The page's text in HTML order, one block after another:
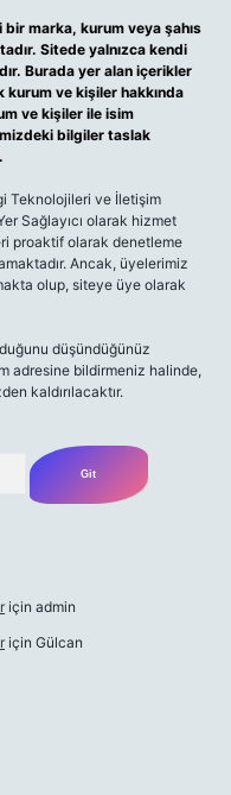
marka, kurum veya şahıs
Sitede yalnızca kendi
Burada yer alan içerikler
ve kişiler hakkında
ve kişiler ile isim
bilgiler taslak
Teknolojileri ve İletişim
Sağlayıcı olarak hizmet
proaktif olarak denetleme
Ancak, üyelerimiz
olup, siteye üye olarak
düşündüğünüz
adresine bildirmeniz halinde,
kaldırılacaktır.
için admin
için Gülcan